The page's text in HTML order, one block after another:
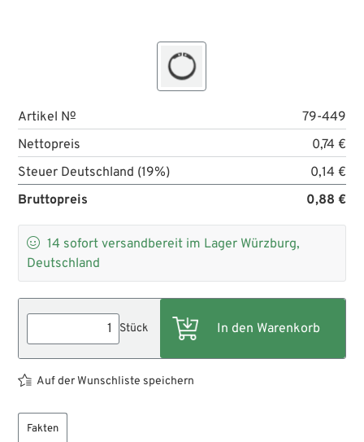
Artikel №
79-449
Nettopreis
0,74 €
Steuer Deutschland (19%)
0,14 €
Bruttopreis
0,88 €
 14 sofort versandbereit im Lager Würzburg,
Deutschland
Stück
Auf der Wunschliste speichern
Fakten